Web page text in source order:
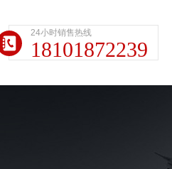
24小时销售热线
18101872239